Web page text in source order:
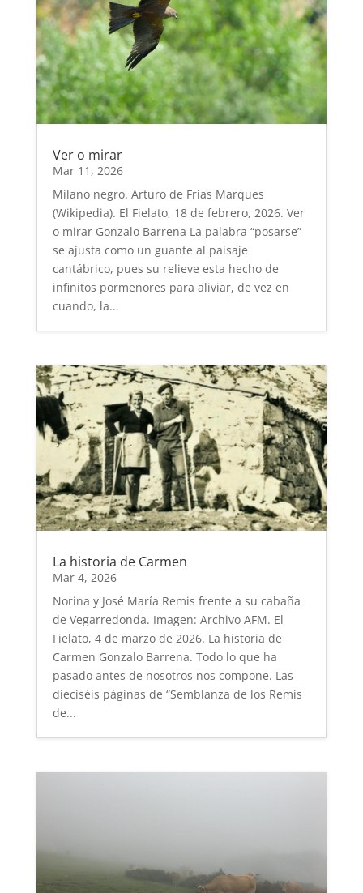
Ver o mirar
Mar 11, 2026
Milano negro. Arturo de Frias Marques
(Wikipedia). El Fielato, 18 de febrero, 2026. Ver
o mirar Gonzalo Barrena La palabra “posarse”
se ajusta como un guante al paisaje
cantábrico, pues su relieve esta hecho de
infinitos pormenores para aliviar, de vez en
cuando, la...
La historia de Carmen
Mar 4, 2026
Norina y José María Remis frente a su cabaña
de Vegarredonda. Imagen: Archivo AFM. El
Fielato, 4 de marzo de 2026. La historia de
Carmen Gonzalo Barrena. Todo lo que ha
pasado antes de nosotros nos compone. Las
dieciséis páginas de “Semblanza de los Remis
de...